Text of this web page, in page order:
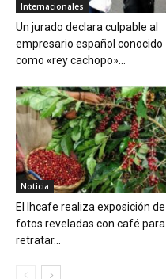
Internacionales
Un jurado declara culpable al
empresario español conocido
como «rey cachopo»...
Noticia
El Ihcafe realiza exposición de
fotos reveladas con café para
retratar...